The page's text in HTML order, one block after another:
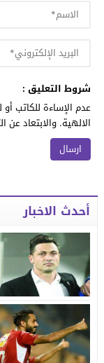
شروط التعليق :
عدم الإساءة للكاتب
الالهية. والابتعاد
أحدث الاخبار